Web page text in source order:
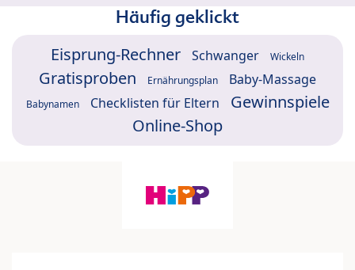
Häufig geklickt
Eisprung-Rechner Schwanger Wickeln
Gratisproben Ernährungsplan Baby-Massage
Babynamen Checklisten für Eltern
Gewinnspiele
Online-Shop